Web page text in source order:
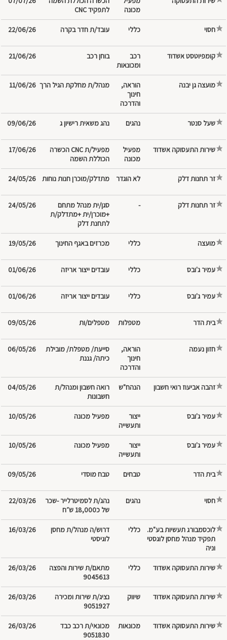
תורנית-דתית: מכבדת ותומכת. ⭐ עשייה
מתקדמים ובינה מלאכותית (AI). ⭐
בעשייה למען יישוב הארץ. אין צורך
בניסיון קודם! מה שחשוב לנו באמת זו
אינטליגנציה, ראש מצוין, יכולת למידה
גבוהה ורצון להצליח – דרך של תורה
(15 שורות על דף ריק) שבו את מספרת
מכונה
לתפקיד CNC
חסוי עובד/ת חדר בקרה 22/06/26
קומפיוטסט אשדוד
‎רכב
ומכונאות
בוחן רכב 21/06/26
מועצה גן יבנה
‎הוראה,
חינוך
והדרכה
מנהל/ת מחלקת הגיל הרך 11/06/26
שעל סנטר נהג משאית רישיון ג 09/06/26
שירות התעסוקה אשדוד
‎מפעיל
מכונה
מפעיל/ת CNC הכשרה
הכוללת השמה
17/06/26
זר תחנות דלק מתדלק/מוכרן חנות נוחות 24/05/26
זר תחנות דלק -
סגן/ית מנהל מתחם
+מוכרן/ית +מתדלק/ת
לתחנת דלק
24/05/26
מועצה מכרזים באגף החינוך 19/05/26
עמיר ג'ובס עובדים ייצור אריזה 01/06/26
עמיר ג'ובס עובדים ייצור אריזה 01/06/26
בית הדר מטפלות מטפלים/ות 09/05/26
חזון נעמה
‎הוראה,
חינוך
והדרכה
סייעת/ מטפלת/ מובילת
כיתה/ גננת
06/05/26
זהבה אביעוז רואי חשבון הנהח"ש
רואה חשבון ומנהל/ת
חשבונות
04/05/26
עמיר ג'ובס
ייצור
ותעשייה
מפעיל מכונה 10/05/26
עמיר ג'ובס
ייצור
ותעשייה
מפעיל מכונה 10/05/26
בית הדר טבחים טבח מוסדי 09/05/26
חסוי
נהג/ת לסמיטרלייר -שכר
של כ18,000 ש״ח
22/03/26
לוכסמבורג תעשיות בע"מ.
תפקיד מנהל מחסן לוגסטי
וניה
דרוש/ה מנהל/ת מחסן
לוגיסטי
16/03/26
שירות התעסוקה אשדוד
מתאם/ת שירות והפצה
9045613
26/03/26
שירות התעסוקה אשדוד שיווק
נציג/ת שירות ומכירה
9051927
26/03/26
שירות התעסוקה אשדוד מכונאות
מכונאי/ת רכב כבד
9051830
26/03/26